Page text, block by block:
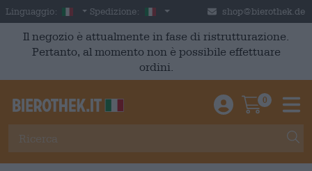
Skip to main content
Linguaggio: Italian
Spedizione: Italia shop@bierothek.de
Il negozio è attualmente in fase di ristrutturazione.
Pertanto, al momento non è possibile effettuare
ordini.
Einloggen /
0